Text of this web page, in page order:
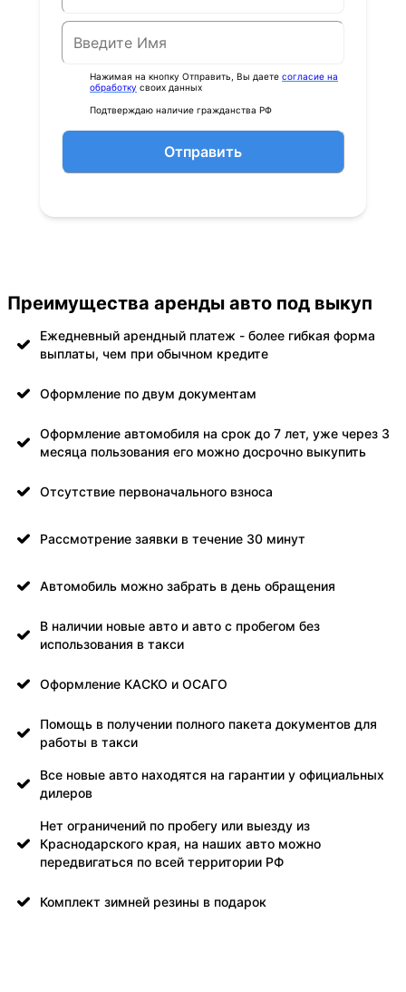
Нажимая на кнопку Отправить, Вы даете согласие на
обработку своих данных
Подтверждаю наличие гражданства РФ
Отправить
Преимущества аренды авто под выкуп
Ежедневный арендный платеж - более гибкая форма
выплаты, чем при обычном кредите
Оформление по двум документам
Оформление автомобиля на срок до 7 лет, уже через 3
месяца пользования его можно досрочно выкупить
Отсутствие первоначального взноса
Рассмотрение заявки в течение 30 минут
Автомобиль можно забрать в день обращения
В наличии новые авто и авто с пробегом без
использования в такси
Оформление КАСКО и ОСАГО
Помощь в получении полного пакета документов для
работы в такси
Все новые авто находятся на гарантии у официальных
дилеров
Нет ограничений по пробегу или выезду из
Краснодарского края, на наших авто можно
передвигаться по всей территории РФ
Комплект зимней резины в подарок